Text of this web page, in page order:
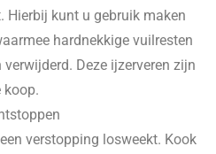
Hierbij kunt u gebruik maken
hardnekkige vuilresten
Deze ijzerveren zijn
koop.
verstopping losweekt. Kook